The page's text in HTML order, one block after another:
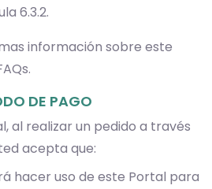
6.3.2.
información sobre este
DE PAGO
al realizar un pedido a través
acepta que:
hacer uso de este Portal para